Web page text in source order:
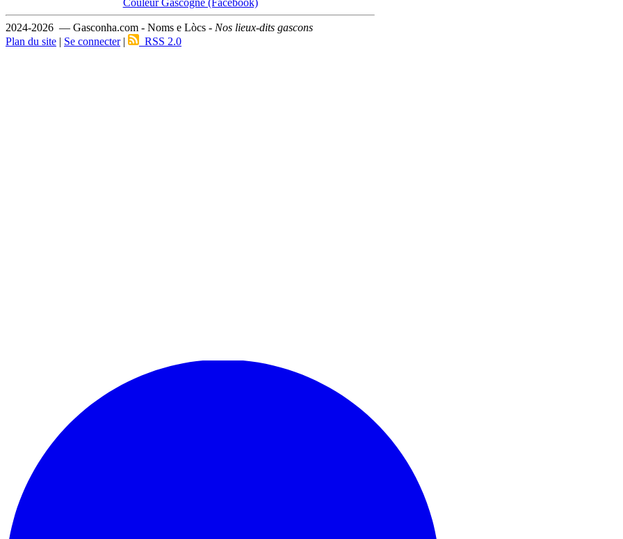
Couleur Gascogne (Facebook)
2024-2026 — Gasconha.com - Noms e Lòcs - Nos lieux-dits gascons
Plan du site | Se connecter| RSS 2.0